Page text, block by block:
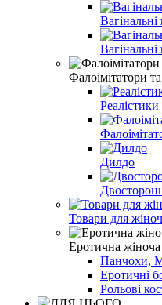
Вагінальні
Вагінальні
Фалоімітатори
Реалістики
Дилдо
Товари для
Еротична жіноча
Панчохи,
Еротичні
Рольові